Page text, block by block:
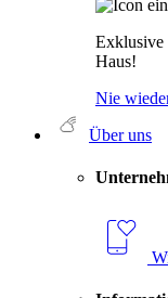
Exklusive
Haus!
Nie
Über uns